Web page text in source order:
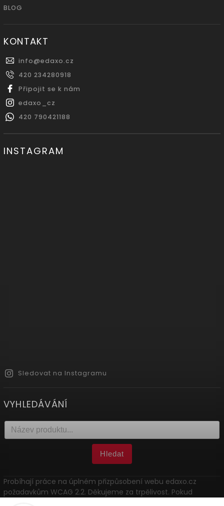
BLOG
KONTAKT
info@edaxo.cz
420 234280918
Připojit se k nám
edaxo_cz
420 790421188
INSTAGRAM
Sledovat na Instagramu
VYHLEDÁVÁNÍ
Hledat
Probíhají práce na úplném přizpůsobení webu edaxo.cz
požadavkům WCAG 2.2. Děkujeme za trpělivost. Pokud